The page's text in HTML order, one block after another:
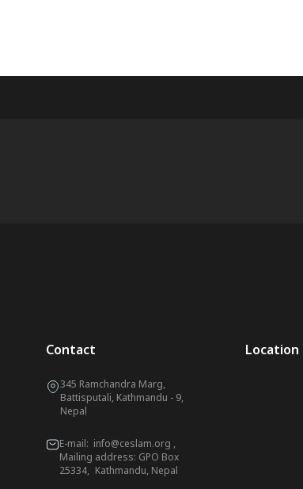
Contact
345 Ramchandra Marg,
Battisputali, Kathmandu - 9,
Nepal
E-mail: info@ceslam.org ,
Mailing address: GPO Box
25334, Kathmandu, Nepal
Location